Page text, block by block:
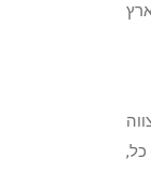
כל,